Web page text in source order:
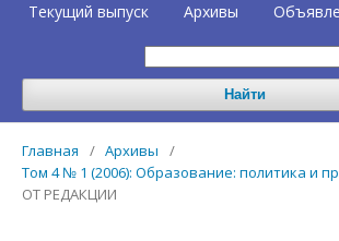
Текущий выпуск Архивы
Найти
Главная / Архивы
/
Том 4 № 1 (2006): Образование: политика и
ОТ РЕДАКЦИИ